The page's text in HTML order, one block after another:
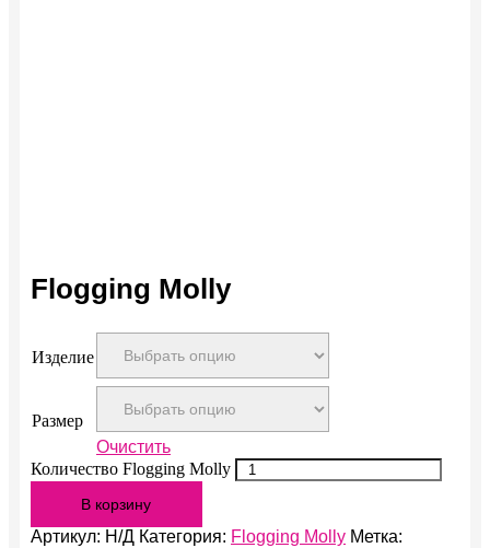
Flogging Molly
Изделие
Размер
Очистить
Количество Flogging Molly
В корзину
Артикул: Н/Д Категория: Flogging Molly Метка: